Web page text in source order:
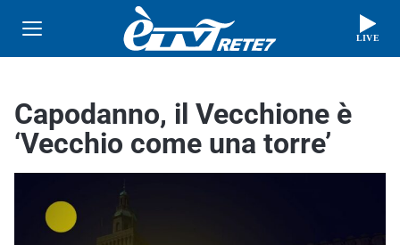
LIVE
Capodanno, il Vecchione è
‘Vecchio come una torre’